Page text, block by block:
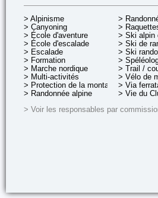
> Alpinisme
> Canyoning
> École d'aventure
> École d'escalade
> Escalade
> Formation
> Marche nordique
> Multi-activités
> Protection de la montagne
> Randonnée alpine
>
>
> Ski alpin
> Ski de
> Ski
>
> Trail /
> Vélo de
> Via
> Vie du
> Voir les responsables par